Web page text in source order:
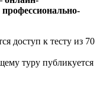
доступ к тесту из 70
туру публикуется